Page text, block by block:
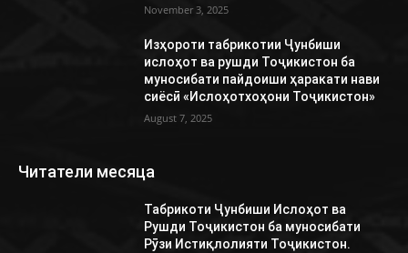
November 3, 2025
Изҳороти табрикотии Ҷунбиши
ислоҳот ва рушди Тоҷикистон ба
муносибати пайдоиши ҳаракати нави
сиёсӣ «Ислоҳотхоҳони Тоҷикистон»
August 7, 2025
Читатели месяца
Табрикоти Ҷунбиши Ислоҳот ва
Рушди Тоҷикистон ба муносибати
Рӯзи Истиқлолияти Тоҷикистон.